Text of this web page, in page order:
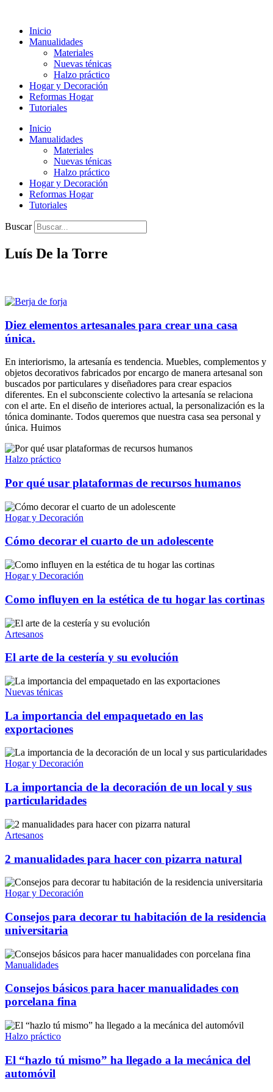
contenido
Inicio
Manualidades
Materiales
Nuevas ténicas
Halzo práctico
Hogar y Decoración
Reformas Hogar
Tutoriales
Inicio
Manualidades
Materiales
Nuevas ténicas
Halzo práctico
Hogar y Decoración
Reformas Hogar
Tutoriales
Buscar
Luís De la Torre
Diez elementos artesanales para crear una casa
única.
En interiorismo, la artesanía es tendencia. Muebles, complementos y
objetos decorativos fabricados por encargo de manera artesanal son
buscados por particulares y diseñadores para crear espacios
diferentes. En el subconsciente colectivo la artesanía se relaciona
con el arte. En el diseño de interiores actual, la personalización es la
tónica dominante. Todos queremos que nuestra casa sea personal y
única. Huimos
Halzo práctico
Por qué usar plataformas de recursos humanos
Hogar y Decoración
Cómo decorar el cuarto de un adolescente
Hogar y Decoración
Como influyen en la estética de tu hogar las cortinas
Artesanos
El arte de la cestería y su evolución
Nuevas ténicas
La importancia del empaquetado en las
exportaciones
Hogar y Decoración
La importancia de la decoración de un local y sus
particularidades
Artesanos
2 manualidades para hacer con pizarra natural
Hogar y Decoración
Consejos para decorar tu habitación de la residencia
universitaria
Manualidades
Consejos básicos para hacer manualidades con
porcelana fina
Halzo práctico
El “hazlo tú mismo” ha llegado a la mecánica del
automóvil